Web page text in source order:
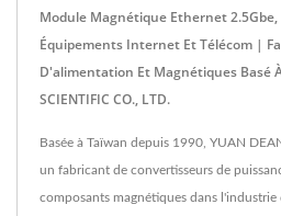
Module Magnétique Ethernet 2.5Gbe,
Équipements Internet Et Télécom |
D'alimentation Et Magnétiques Basé
SCIENTIFIC CO., LTD.
Basée à Taïwan depuis 1990, YUAN
un fabricant de convertisseurs de
composants magnétiques dans l'industrie